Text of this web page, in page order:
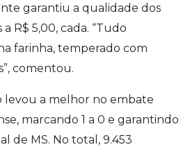
garantiu a qualidade dos
R$ 5,00, cada. “Tudo
farinha, temperado com
comentou.
levou a melhor no embate
marcando 1 a 0 e garantindo
de MS. No total, 9.453